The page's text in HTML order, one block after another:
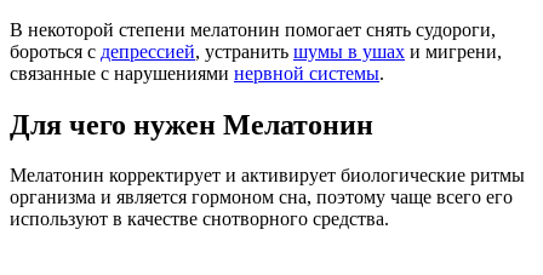
В некоторой степени мелатонин помогает снять судороги,
бороться с депрессией, устранить шумы в ушах и мигрени,
связанные с нарушениями нервной системы.
Для чего нужен Мелатонин
Мелатонин корректирует и активирует биологические ритмы
организма и является гормоном сна, поэтому чаще всего его
используют в качестве снотворного средства.